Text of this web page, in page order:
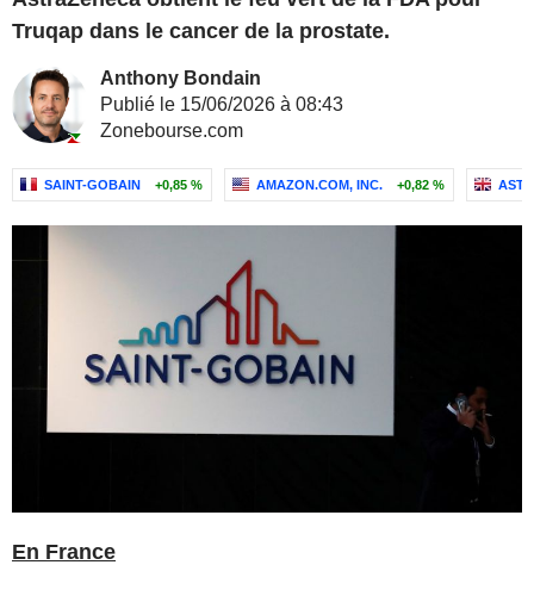
Truqap dans le cancer de la prostate.
Anthony Bondain
Publié le 15/06/2026 à 08:43
Zonebourse.com
SAINT-GOBAIN +0,85 % AMAZON.COM, INC. +0,82 %
En France